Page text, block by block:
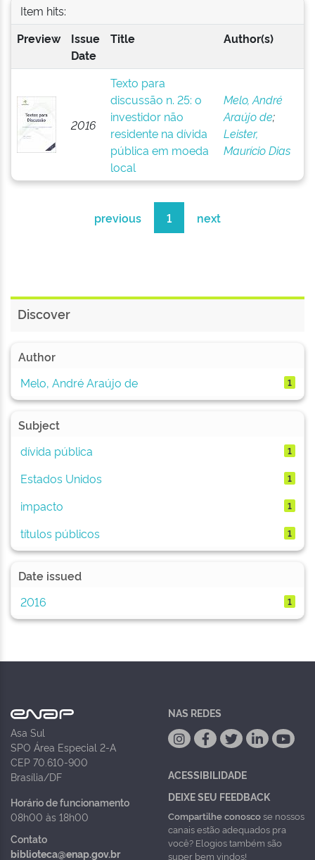
Item hits:
Preview
Issue
Date
Title Author(s)
2016
Texto para
discussão n. 25: o
investidor não
residente na dívida
pública em moeda
local
Melo, André
Araújo de;
Leister,
Maurício Dias
previous 1 next
Discover
Author
Melo, André Araújo de
1
Subject
dívida pública
1
Estados Unidos 1
impacto 1
títulos públicos 1
Date issued
2016
1
Asa Sul
SPO Área Especial 2-A
CEP 70.610-900
Brasília/DF
Horário de funcionamento
08h00 às 18h00
Contato
biblioteca@enap.gov.br
NAS REDES
ACESSIBILIDADE
DEIXE SEU FEEDBACK
Compartilhe conoscose nossos
canais estão adequados pra
você? Elogios também são
super bem vindos!